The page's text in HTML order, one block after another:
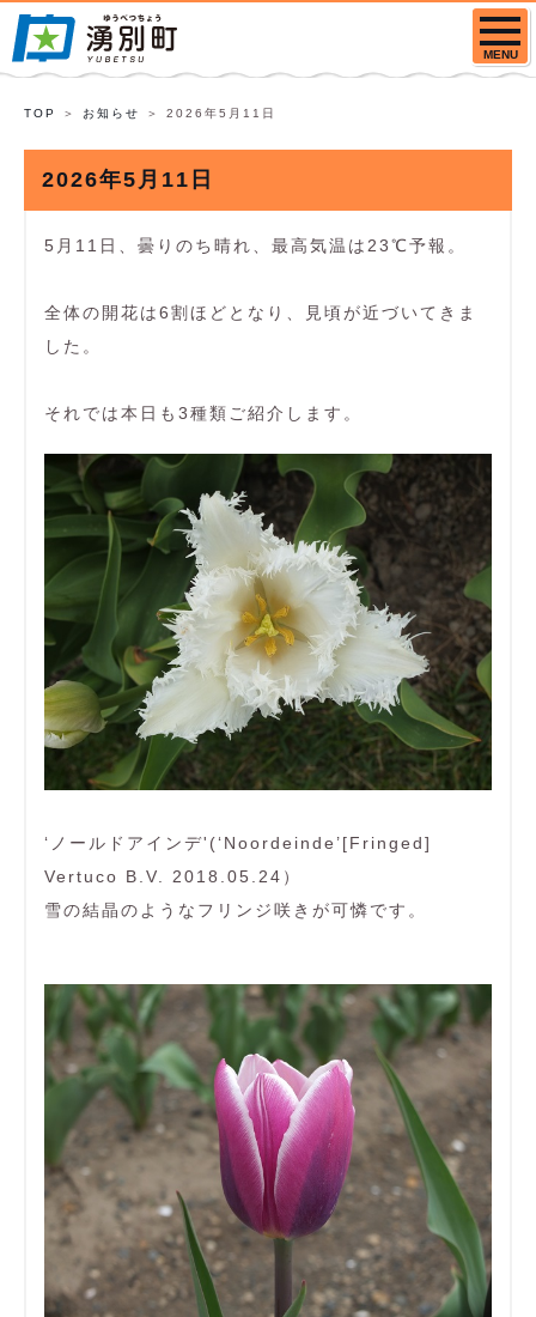
MENU
TOP お知らせ 2026年5月11日
2026年5月11日
5月11日、曇りのち晴れ、最高気温は23℃予報。
全体の開花は6割ほどとなり、見頃が近づいてきま
した。
それでは本日も3種類ご紹介します。
‘ノールドアインデ'(‘Noordeinde’[Fringed]
Vertuco B.V. 2018.05.24）
雪の結晶のようなフリンジ咲きが可憐です。